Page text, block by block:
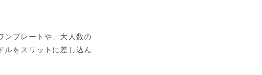
ンプレートや、大人数の
ルをスリットに差し込ん